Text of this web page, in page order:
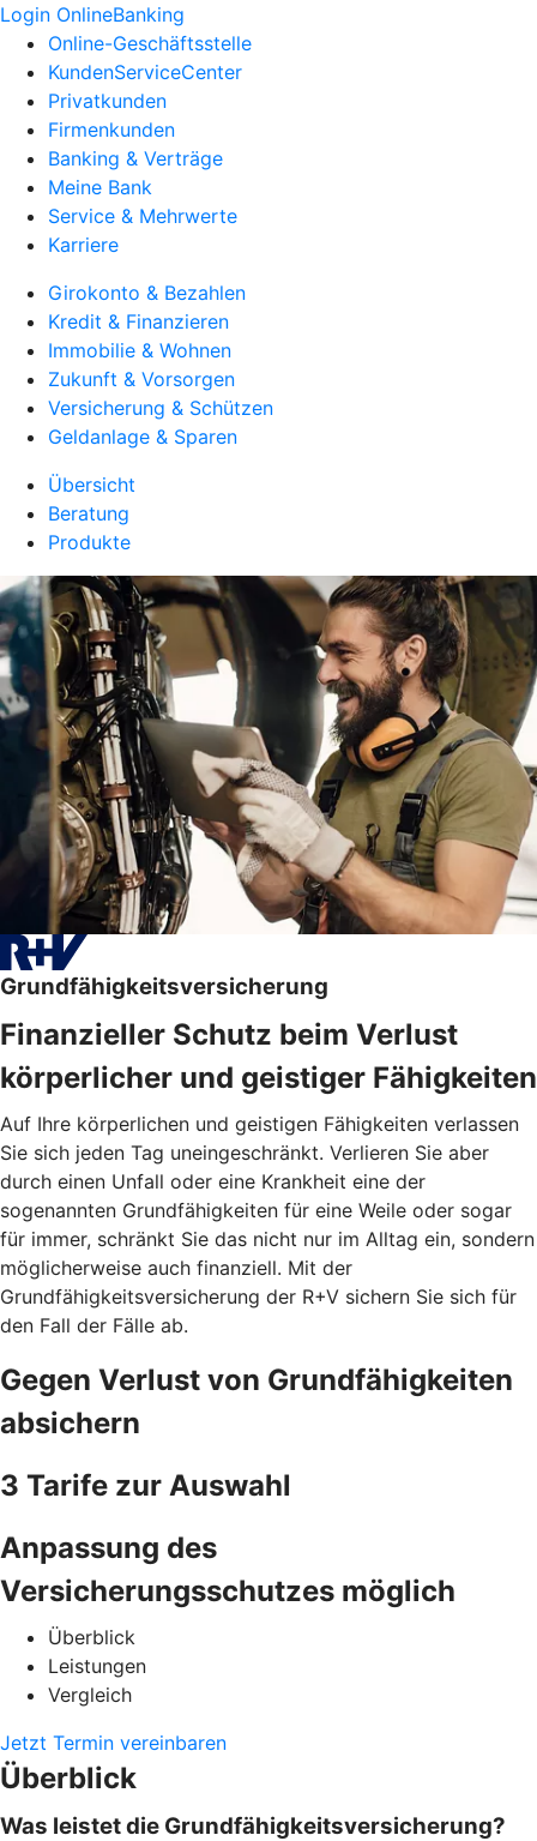
Login OnlineBanking
Online-Geschäftsstelle
KundenServiceCenter
Privatkunden
Firmenkunden
Banking & Verträge
Meine Bank
Service & Mehrwerte
Karriere
Girokonto & Bezahlen
Kredit & Finanzieren
Immobilie & Wohnen
Zukunft & Vorsorgen
Versicherung & Schützen
Geldanlage & Sparen
Übersicht
Beratung
Produkte
Grundfähigkeitsversicherung
Finanzieller Schutz beim Verlust
körperlicher und geistiger Fähigkeiten
Auf Ihre körperlichen und geistigen Fähigkeiten verlassen
Sie sich jeden Tag uneingeschränkt. Verlieren Sie aber
durch einen Unfall oder eine Krankheit eine der
sogenannten Grundfähigkeiten für eine Weile oder sogar
für immer, schränkt Sie das nicht nur im Alltag ein, sondern
möglicherweise auch finanziell. Mit der
Grundfähigkeitsversicherung der R+V sichern Sie sich für
den Fall der Fälle ab.
Gegen Verlust von Grundfähigkeiten
absichern
3 Tarife zur Auswahl
Anpassung des
Versicherungsschutzes möglich
Überblick
Leistungen
Vergleich
Jetzt Termin vereinbaren
Überblick
Was leistet die Grundfähigkeitsversicherung?